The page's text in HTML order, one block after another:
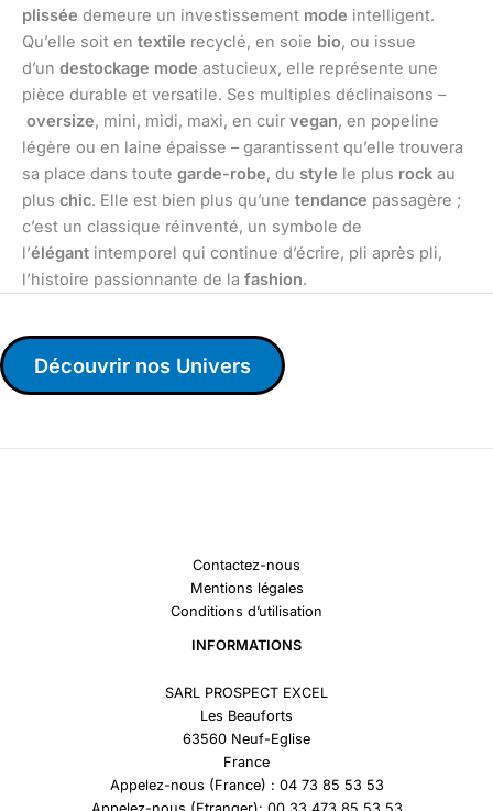
plissée demeure un investissement mode intelligent.
Qu’elle soit en textile recyclé, en soie bio, ou issue
d’un destockage mode astucieux, elle représente une
pièce durable et versatile. Ses multiples déclinaisons –
oversize, mini, midi, maxi, en cuir vegan, en popeline
légère ou en laine épaisse – garantissent qu’elle trouvera
sa place dans toute garde-robe, du style le plus rock au
plus chic. Elle est bien plus qu’une tendance passagère ;
c’est un classique réinventé, un symbole de
l’élégant intemporel qui continue d’écrire, pli après pli,
l’histoire passionnante de la fashion.
Découvrir nos Univers
Contactez-nous
Mentions légales
Conditions d’utilisation
INFORMATIONS
SARL PROSPECT EXCEL
Les Beauforts
63560 Neuf-Eglise
France
Appelez-nous (France) : 04 73 85 53 53